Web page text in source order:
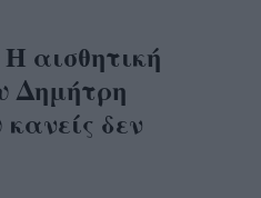
αισθητική
Δημήτρη
δεν